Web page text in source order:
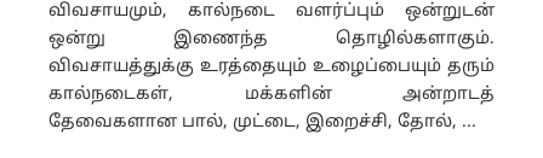
விவசாயமும், கால்நடை வளர்ப்பும் ஒன்றுடன்
ஒன்று இணைந்த தொழில்களாகும்.
விவசாயத்துக்கு உரத்தையும் உழைப்பையும் தரும்
கால்நடைகள், மக்களின் அன்றாடத்
தேவைகளான பால், முட்டை, இறைச்சி, தோல், ...